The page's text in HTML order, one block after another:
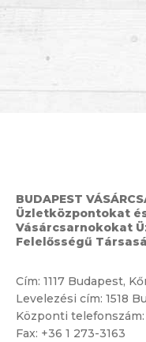
BUDAPEST
Üzletközpontokat
Vásárcsarnokokat
Felelősségű
Cím: 1117 Budapest,
Levelezési cím: 1518
Központi telefonszám:
Fax: +36 1 273-3163